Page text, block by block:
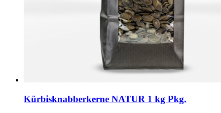
Kürbisknabberkerne NATUR 1 kg Pkg.